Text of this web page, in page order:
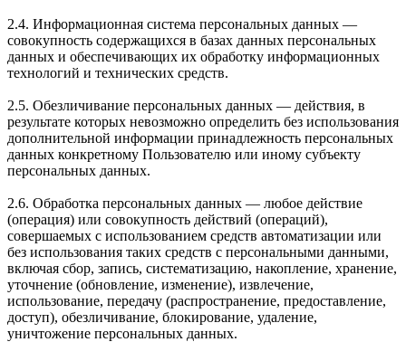
2.4. Информационная система персональных данных —
совокупность содержащихся в базах данных персональных
данных и обеспечивающих их обработку информационных
технологий и технических средств.
2.5. Обезличивание персональных данных — действия, в
результате которых невозможно определить без использования
дополнительной информации принадлежность персональных
данных конкретному Пользователю или иному субъекту
персональных данных.
2.6. Обработка персональных данных — любое действие
(операция) или совокупность действий (операций),
совершаемых с использованием средств автоматизации или
без использования таких средств с персональными данными,
включая сбор, запись, систематизацию, накопление, хранение,
уточнение (обновление, изменение), извлечение,
использование, передачу (распространение, предоставление,
доступ), обезличивание, блокирование, удаление,
уничтожение персональных данных.